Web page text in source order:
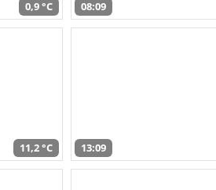
0,9 °C 08:09
11,2 °C 13:09